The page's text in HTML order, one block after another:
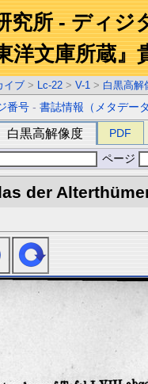
究所 - ディジ
洋文庫所蔵』
イブ > Lc-22 > V-1 > 白黒高解
番号 -書誌情報（メタデー
白黒高解像度 PDF
ページ
der